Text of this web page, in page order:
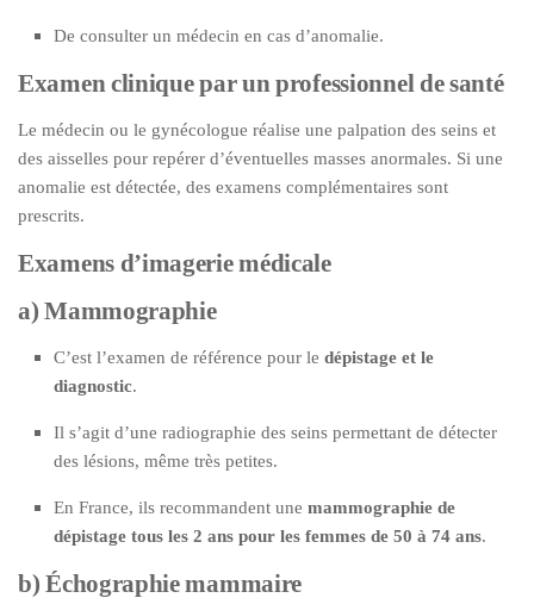
De consulter un médecin en cas d’anomalie.
Examen clinique par un professionnel de santé
Le médecin ou le gynécologue réalise une palpation des seins et
des aisselles pour repérer d’éventuelles masses anormales. Si une
anomalie est détectée, des examens complémentaires sont
prescrits.
Examens d’imagerie médicale
a) Mammographie
C’est l’examen de référence pour le dépistage et le
diagnostic.
Il s’agit d’une radiographie des seins permettant de détecter
des lésions, même très petites.
En France, ils recommandent une mammographie de
dépistage tous les 2 ans pour les femmes de 50 à 74 ans.
b) Échographie mammaire